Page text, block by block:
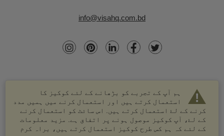
ہم آپ کے تجربے کو بڑھانے کے لئے کوکیز کا
استعمال کرتے ہیں اور استعمال کرنے میں ہمیں مدد
کرنے کے لۓ استعمال کرتے ہیں. اس سائٹ کو استعمال کرنے
کے لۓ، آپ کوکیز موصول ہونے پر اتفاق ہے. مزید معلومات
کے لئے کہ ہم کس طرح کوکیز استعمال کرتے ہیں، براہ کرم
info@visahq.com.bd
© 2003-2026 VisaHQ.com، انک. تمام حقوق محفوظ ہیں۔